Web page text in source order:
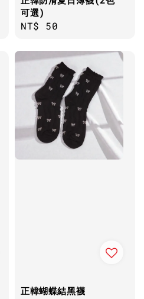
可選)
Regular
NT$ 50
正韓蝴蝶結黑襪